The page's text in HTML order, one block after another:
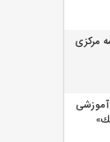
مرکزی
آموزشی